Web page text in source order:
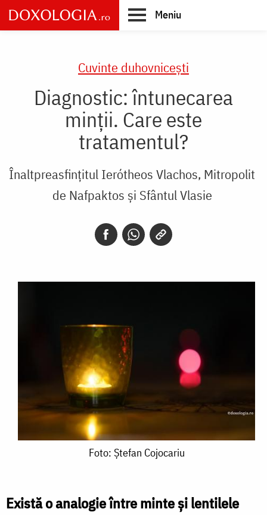
Skip
to
main
Meniu
Cuvinte duhovnicești
Diagnostic: întunecarea
minții. Care este
tratamentul?
Înaltpreasfințitul Ierótheos Vlachos, Mitropolit
de Nafpaktos și Sfântul Vlasie
Foto: Ștefan Cojocariu
Există o analogie între minte și lentilele